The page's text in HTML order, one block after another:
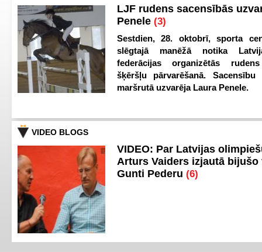
LJF rudens sacensībās
Penele (3)
Sestdien, 28. oktobrī, sporta
slēgtajā manēžā notika
federācijas organizētās
šķēršļu pārvarēšanā. Sacensību
maršrutā uzvarēja Laura Penele.
VIDEO BLOGS
VIDEO: Par Latvijas
Arturs Vaiders izjautā bijušo
Gunti Pederu (6)